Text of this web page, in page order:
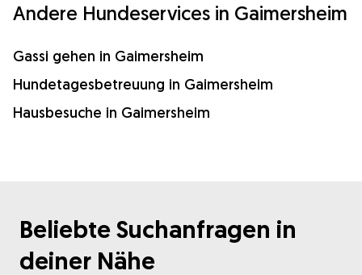
Andere Hundeservices in Gaimersheim
Gassi gehen in Gaimersheim
Hundetagesbetreuung in Gaimersheim
Hausbesuche in Gaimersheim
Beliebte Suchanfragen in
deiner Nähe